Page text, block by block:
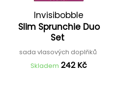
Invisibobble
Slim Sprunchie Duo
Set
sada vlasových doplňků
Skladem 242 Kč